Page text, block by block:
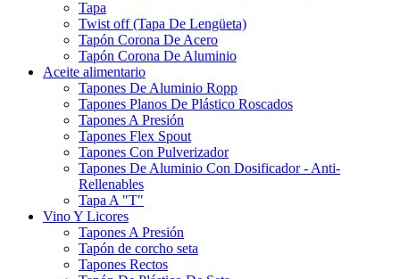
Tapa
Twist off (Tapa De Lengüeta)
Tapón Corona De Acero
Tapón Corona De Aluminio
Aceite alimentario
Tapones De Aluminio Ropp
Tapones Planos De Plástico Roscados
Tapones A Presión
Tapones Flex Spout
Tapones Con Pulverizador
Tapones De Aluminio Con Dosificador - Anti-
Rellenables
Tapa A "T"
Vino Y Licores
Tapones A Presión
Tapón de corcho seta
Tapones Rectos